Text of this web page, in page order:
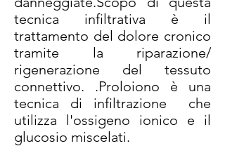
tecnica infiltrativa è il
trattamento del dolore cronico
tramite la riparazione/
rigenerazione del tessuto
connettivo. .Proloiono è una
tecnica di infiltrazione che
utilizza l'ossigeno ionico e il
glucosio miscelati.